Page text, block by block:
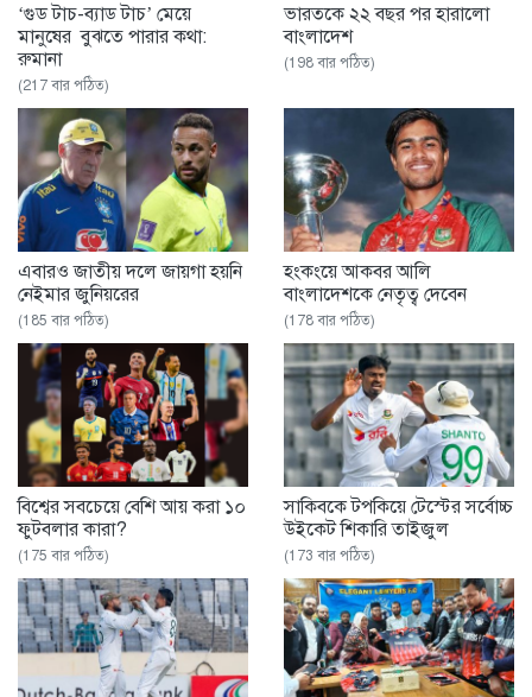
‘গুড টাচ-ব্যাড টাচ’ মেয়ে
মানুষের বুঝতে পারার কথা:
রুমানা
(217 বার পঠিত)
ভারতকে ২২ বছর পর হারালো
বাংলাদেশ
(198 বার পঠিত)
এবারও জাতীয় দলে জায়গা হয়নি
নেইমার জুনিয়রের
(185 বার পঠিত)
হংকংয়ে আকবর আলি
বাংলাদেশকে নেতৃত্ব দেবেন
(178 বার পঠিত)
বিশ্বের সবচেয়ে বেশি আয় করা ১০
ফুটবলার কারা?
(175 বার পঠিত)
সাকিবকে টপকিয়ে টেস্টের সর্বোচ্চ
উইকেট শিকারি তাইজুল
(173 বার পঠিত)